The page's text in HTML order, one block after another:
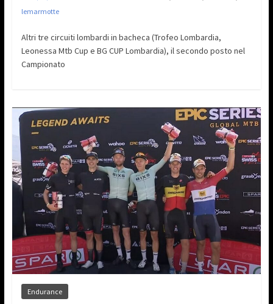
lemarmotte
Altri tre circuiti lombardi in bacheca (Trofeo Lombardia,
Leonessa Mtb Cup e BG CUP Lombardia), il secondo posto nel
Campionato
Endurance